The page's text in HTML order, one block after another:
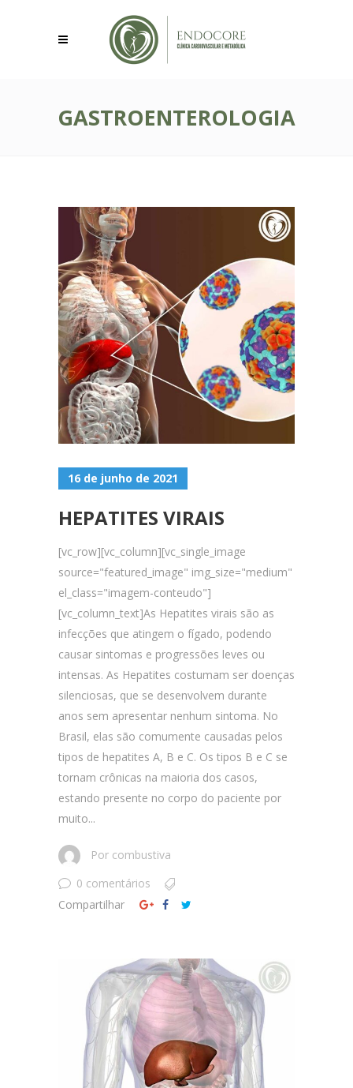
GASTROENTEROLOGIA
16 de junho de 2021
HEPATITES VIRAIS
[vc_row][vc_column][vc_single_image
source="featured_image" img_size="medium"
el_class="imagem-conteudo"]
[vc_column_text]As Hepatites virais são as
infecções que atingem o fígado, podendo
causar sintomas e progressões leves ou
intensas. As Hepatites costumam ser doenças
silenciosas, que se desenvolvem durante
anos sem apresentar nenhum sintoma. No
Brasil, elas são comumente causadas pelos
tipos de hepatites A, B e C. Os tipos B e C se
tornam crônicas na maioria dos casos,
estando presente no corpo do paciente por
muito...
Por combustiva
0 comentários
Compartilhar